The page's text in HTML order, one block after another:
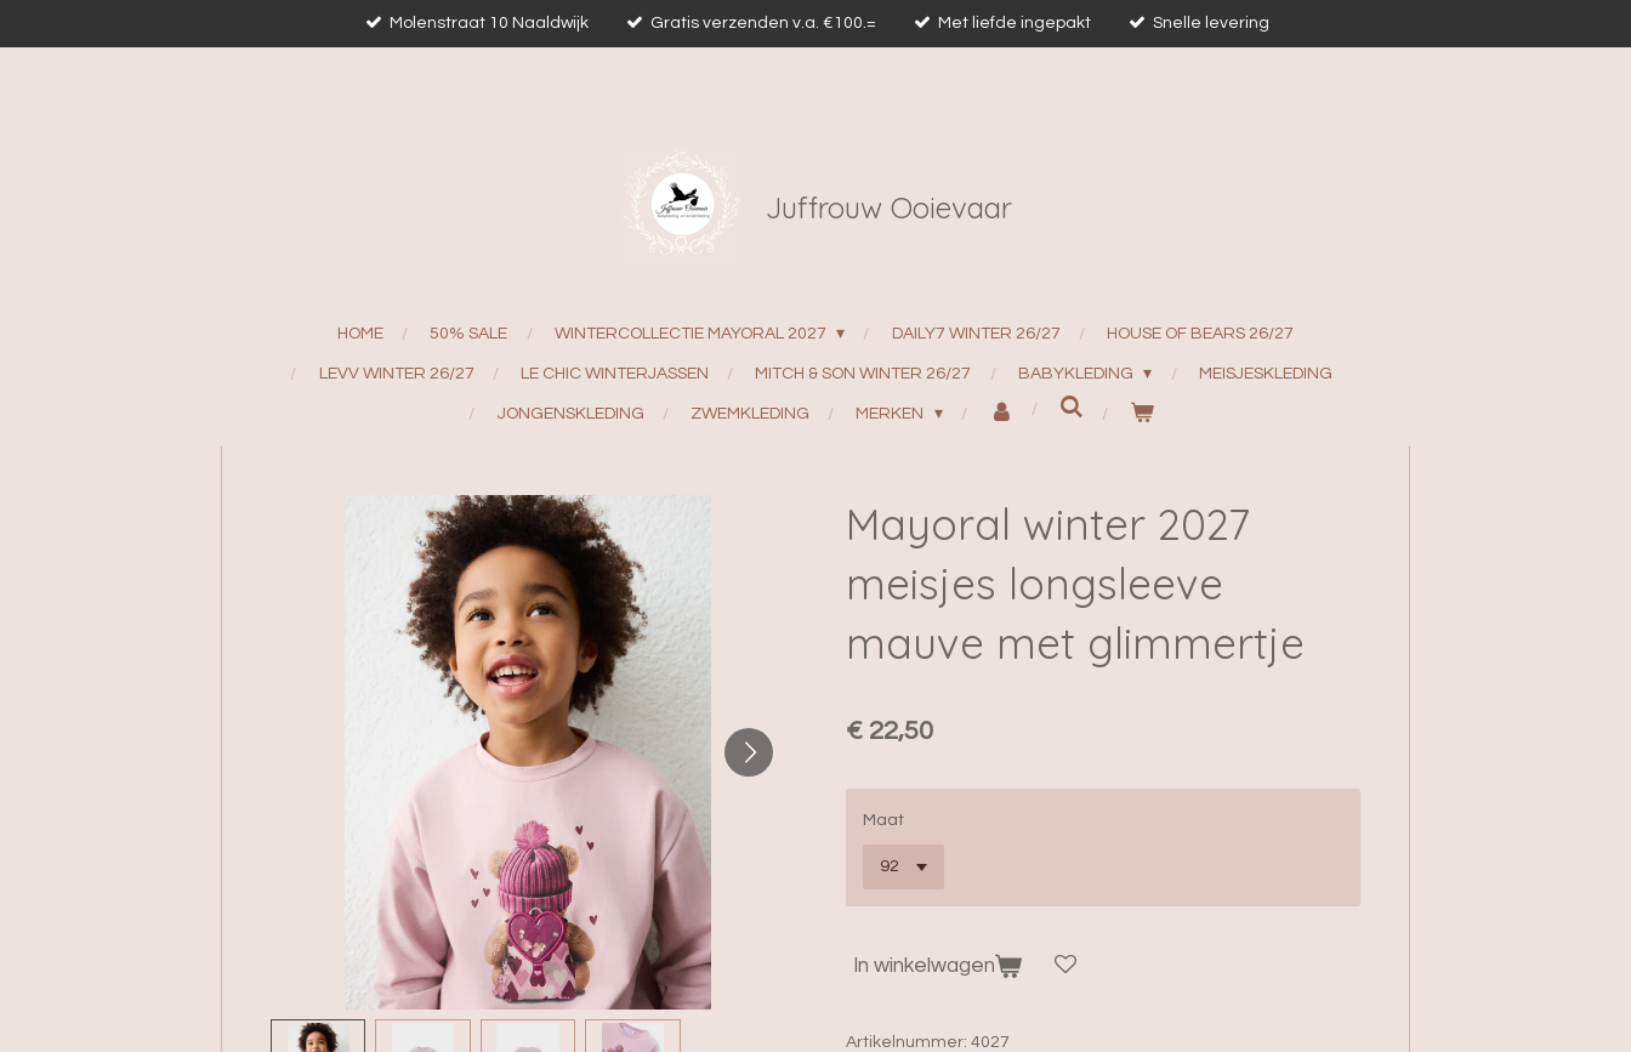
Molenstraat 10 Naaldwijk Gratis verzenden v.a. €100.= Met liefde ingepakt Snelle levering
Juffrouw Ooievaar
HOME 50% SALE WINTERCOLLECTIE MAYORAL 2027 DAILY7 WINTER 26/27 HOUSE OF BEARS 26/27
LEVV WINTER 26/27 LE CHIC WINTERJASSEN MITCH & SON WINTER 26/27 BABYKLEDING MEISJESKLEDING
JONGENSKLEDING ZWEMKLEDING MERKEN
Mayoral winter 2027
meisjes longsleeve
mauve met glimmertje
€ 22,50
Maat
In winkelwagen
Artikelnummer: 4027